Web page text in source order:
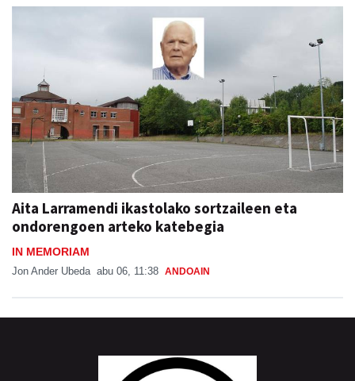
Aita Larramendi ikastolako sortzaileen eta
ondorengoen arteko katebegia
IN MEMORIAM
Jon Ander Ubeda abu 06, 11:38 ANDOAIN